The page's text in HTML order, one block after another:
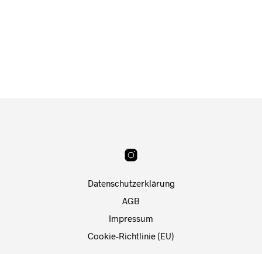
Datenschutzerklärung
AGB
Impressum
Cookie-Richtlinie (EU)